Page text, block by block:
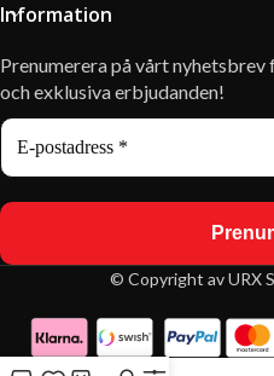
Information
Prenumerera på vårt
och exklusiva erbjudanden!
© Copyright av URX